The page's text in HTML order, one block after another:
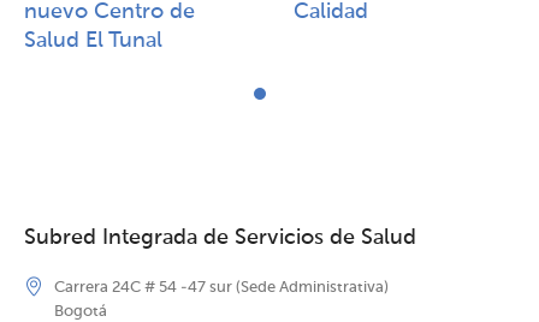
nuevo Centro de
Salud El Tunal
Calidad​​
Subred Integrada de Servicios de Salud
Carrera 24C # 54 -47 sur (Sede Administrativa)
Bogotá